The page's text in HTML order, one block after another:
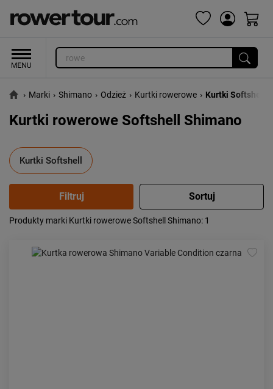
› Marki › Shimano › Odzież › Kurtki rowerowe › Kurtki Softshell
Kurtki rowerowe Softshell Shimano
Kurtki Softshell
Popularność:
od najwyższej
Produkty marki Kurtki rowerowe Softshell Shimano: 1